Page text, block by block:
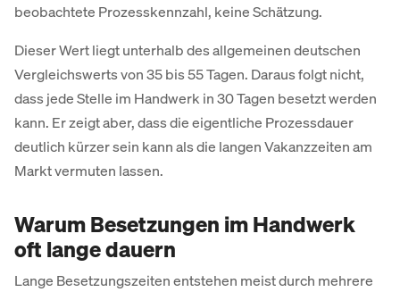
beobachtete Prozesskennzahl, keine Schätzung.
Dieser Wert liegt unterhalb des allgemeinen deutschen
Vergleichswerts von 35 bis 55 Tagen. Daraus folgt nicht,
dass jede Stelle im Handwerk in 30 Tagen besetzt werden
kann. Er zeigt aber, dass die eigentliche Prozessdauer
deutlich kürzer sein kann als die langen Vakanzzeiten am
Markt vermuten lassen.
Warum Besetzungen im Handwerk
oft lange dauern
Lange Besetzungszeiten entstehen meist durch mehrere